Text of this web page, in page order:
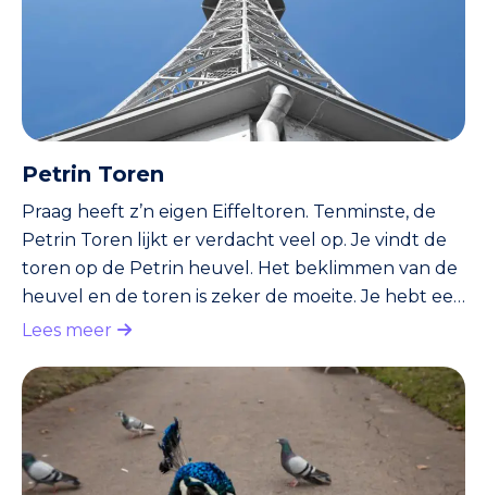
Petrin Toren
Praag heeft z’n eigen Eiffeltoren. Tenminste, de
Petrin Toren lijkt er verdacht veel op. Je vindt de
toren op de Petrin heuvel. Het beklimmen van de
heuvel en de toren is zeker de moeite. Je hebt een
prachtig uitzicht over de stad. De toren is net zo
de heuvel erbij optellen. De Petrin Toren is 65
meter. Er zijn 299 traptreden. Je kunt ook met een
kabelbaan naar de heuvel.
Lees meer